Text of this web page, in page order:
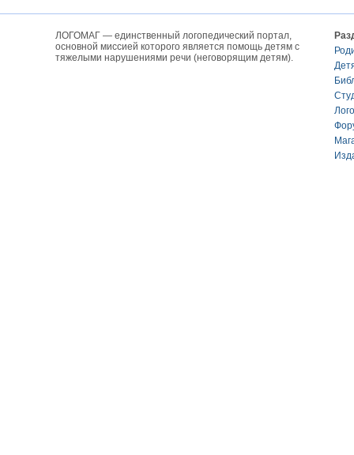
ЛОГОМАГ — единственный логопедический портал,
основной миссией которого является помощь детям с
тяжелыми нарушениями речи (неговорящим детям).